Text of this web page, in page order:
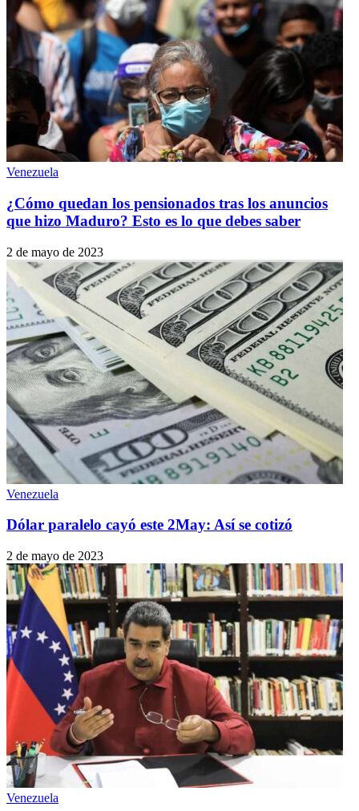
Venezuela
¿Cómo quedan los pensionados tras los anuncios
que hizo Maduro? Esto es lo que debes saber
2 de mayo de 2023
Venezuela
Dólar paralelo cayó este 2May: Así se cotizó
2 de mayo de 2023
Venezuela